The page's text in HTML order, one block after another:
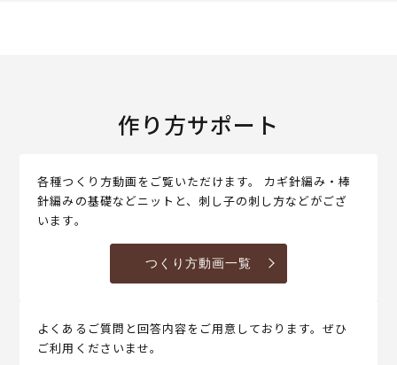
作り方サポート
各種つくり方動画をご覧いただけます。 カギ針編み・棒
針編みの基礎などニットと、刺し子の刺し方などがござ
います。
つくり方動画一覧
よくあるご質問と回答内容をご用意しております。ぜひ
ご利用くださいませ。